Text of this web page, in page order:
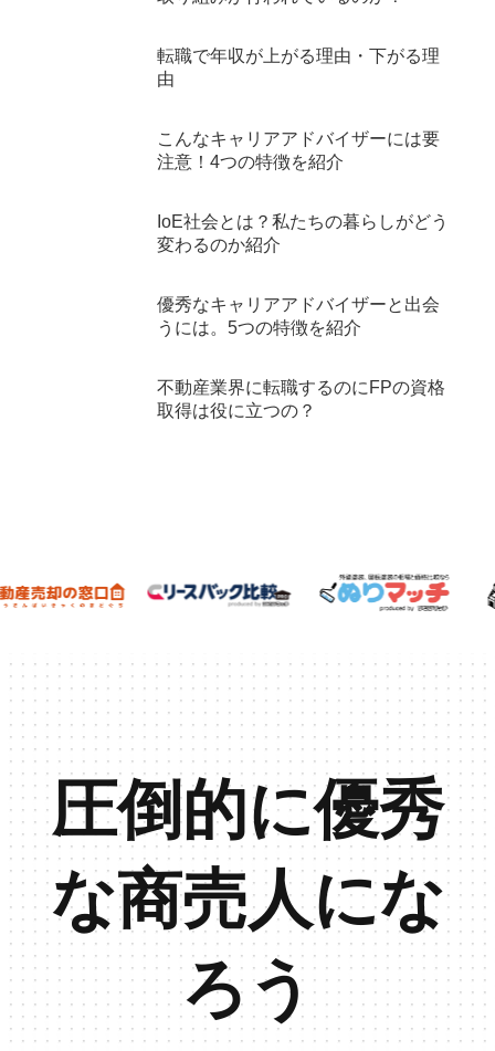
転職で年収が上がる理由・下がる理
由
こんなキャリアアドバイザーには要
注意！4つの特徴を紹介
IoE社会とは？私たちの暮らしがどう
変わるのか紹介
優秀なキャリアアドバイザーと出会
うには。5つの特徴を紹介
不動産業界に転職するのにFPの資格
取得は役に立つの？
圧倒的に優秀
な商売人にな
ろう